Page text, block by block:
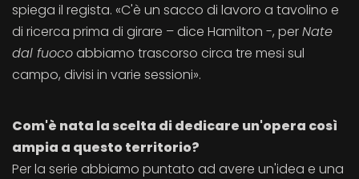
spiega il regista. «C'è un sacco di lavoro a tavolino e
di ricerca prima di girare – dice Hamilton -, perNate
dal fuocoabbiamo trascorso circa tre mesi sul
campo, divisi in varie sessioni».
Com'è nata la scelta di dedicare un'opera così
ampia a questo territorio?
Per la serie abbiamo puntato ad avere un'idea e una